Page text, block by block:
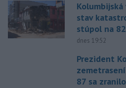
stav
stúpol na 82
dnes 19:52
Prezident
87 sa zranilo